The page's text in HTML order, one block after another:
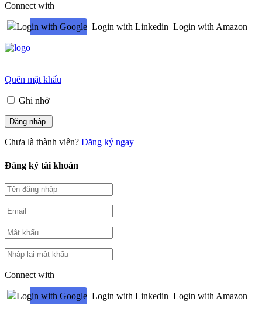
Connect with
Login with Google Login with Linkedin Login with Amazon
Quên mật khẩu
Ghi nhớ
Chưa là thành viên? Đăng ký ngay
Đăng ký tài khoản
Connect with
Login with Google Login with Linkedin Login with Amazon